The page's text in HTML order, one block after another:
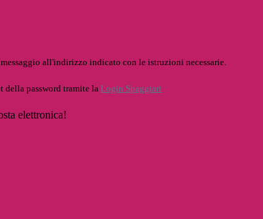
all'indirizzo indicato con le istruzioni necessarie.
della password tramite la Login Spaggiari
elettronica!